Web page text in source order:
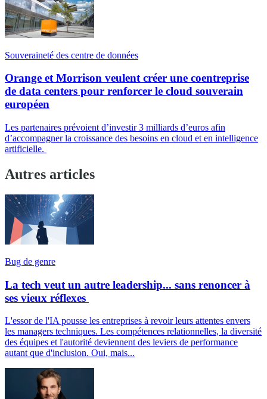
Souveraineté des centre de données
Orange et Morrison veulent créer une coentreprise
de data centers pour renforcer le cloud souverain
européen
Les partenaires prévoient d’investir 3 milliards d’euros afin
d’accompagner la croissance des besoins en cloud et en intelligence
artificielle.
Autres articles
Bug de genre
La tech veut un autre leadership... sans renoncer à
ses vieux réflexes
L'essor de l'IA pousse les entreprises à revoir leurs attentes envers
les managers techniques. Les compétences relationnelles, la diversité
des équipes et l'autorité deviennent des leviers de performance
autant que d'inclusion. Oui, mais...